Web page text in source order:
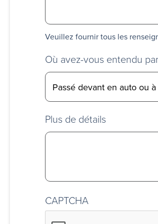
Veuillez fournir tous les
Où avez-vous entendu
Plus de détails
CAPTCHA